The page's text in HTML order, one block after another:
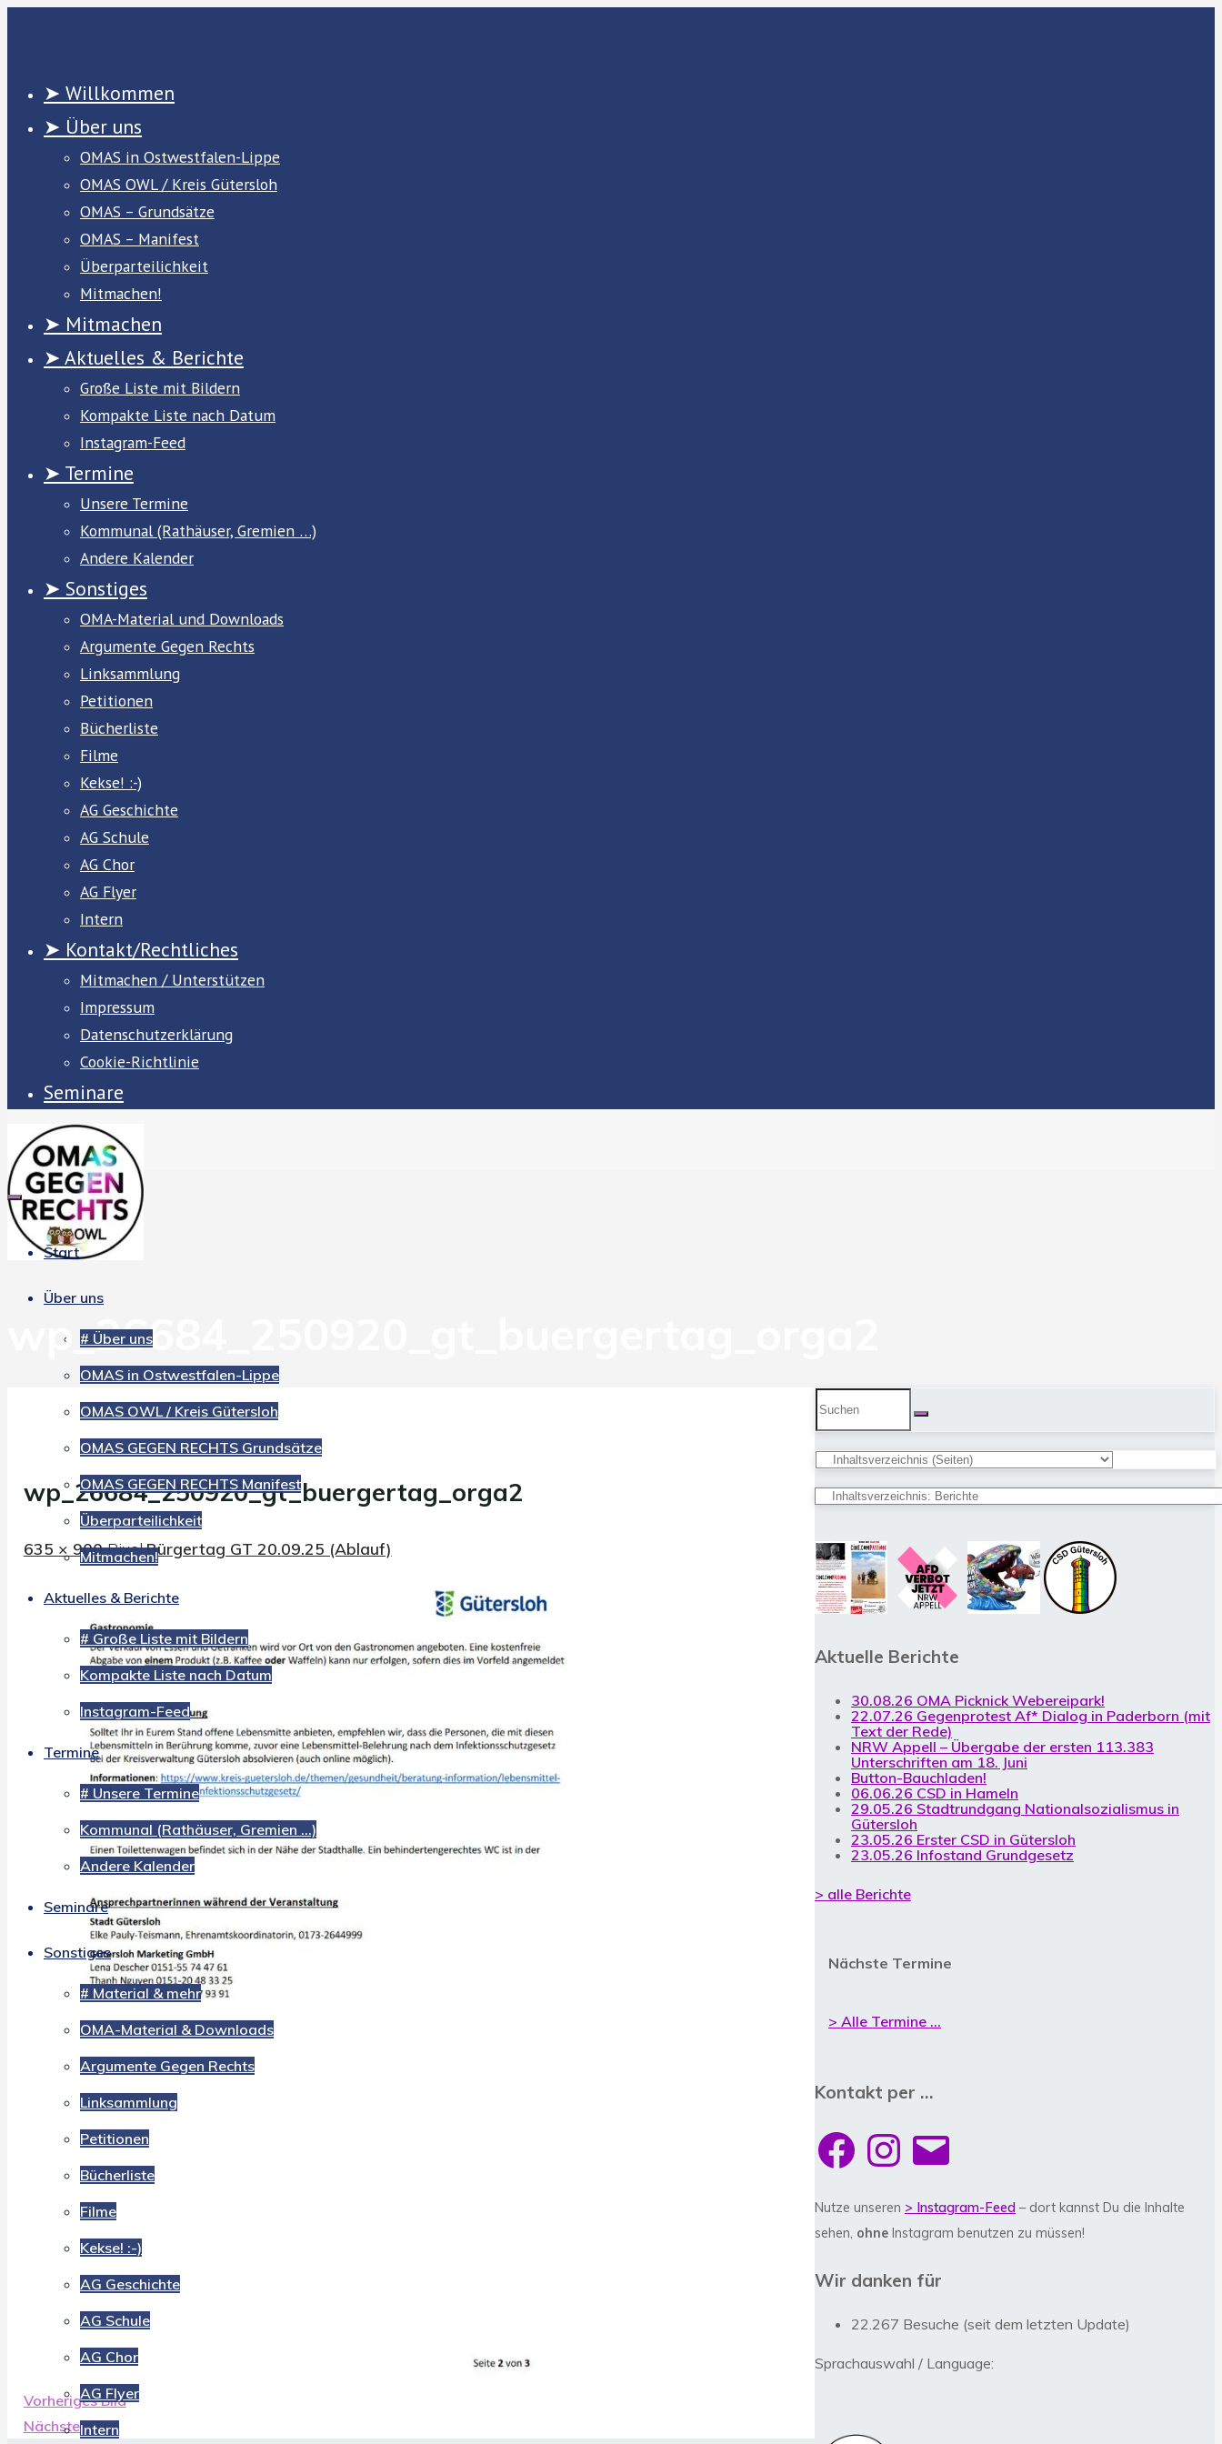
➤ Willkommen
➤ Über uns
OMAS in Ostwestfalen-Lippe
OMAS OWL / Kreis Gütersloh
OMAS – Grundsätze
OMAS – Manifest
Überparteilichkeit
Mitmachen!
➤ Mitmachen
➤ Aktuelles & Berichte
Große Liste mit Bildern
Kompakte Liste nach Datum
Instagram-Feed
➤ Termine
Unsere Termine
Kommunal (Rathäuser, Gremien …)
Andere Kalender
➤ Sonstiges
OMA-Material und Downloads
Argumente Gegen Rechts
Linksammlung
Petitionen
Bücherliste
Filme
Kekse! :-)
AG Geschichte
AG Schule
AG Chor
AG Flyer
Intern
➤ Kontakt/Rechtliches
Mitmachen / Unterstützen
Impressum
Datenschutzerklärung
Cookie-Richtlinie
Seminare
Start
Über uns
# Über uns
OMAS in Ostwestfalen-Lippe
OMAS OWL / Kreis Gütersloh
OMAS GEGEN RECHTS Grundsätze
OMAS GEGEN RECHTS Manifest
Überparteilichkeit
Mitmachen!
Aktuelles & Berichte
# Große Liste mit Bildern
Kompakte Liste nach Datum
Instagram-Feed
Termine
# Unsere Termine
Kommunal (Rathäuser, Gremien …)
Andere Kalender
Seminare
Sonstiges
# Material & mehr
OMA-Material & Downloads
Argumente Gegen Rechts
Linksammlung
Petitionen
Bücherliste
Filme
Kekse! :-)
AG Geschichte
AG Schule
AG Chor
AG Flyer
Intern
wp_26684_250920_gt_buergertag_orga2
wp_26684_250920_gt_buergertag_orga2
Originalgröße
635 × 900PixelBürgertag GT 20.09.25 (Ablauf)
Vorheriges Bild
Nächstes Bild
nach:
Aktuelle Berichte
30.08.26 OMA Picknick Webereipark!
22.07.26 Gegenprotest Af* Dialog in Paderborn (mit
Text der Rede)
NRW Appell – Übergabe der ersten 113.383
Unterschriften am 18. Juni
Button-Bauchladen!
06.06.26 CSD in Hameln
29.05.26 Stadtrundgang Nationalsozialismus in
Gütersloh
23.05.26 Erster CSD in Gütersloh
23.05.26 Infostand Grundgesetz
> alle Berichte
Nächste Termine
> Alle Termine ...
Kontakt per …
FacebookInstagram
E-
Mail
Nutze unseren > Instagram-Feed – dort kannst Du die Inhalte
sehen, ohne Instagram benutzen zu müssen!
Wir danken für
22.267 Besuche (seit dem letzten Update)
Sprachauswahl / Language: